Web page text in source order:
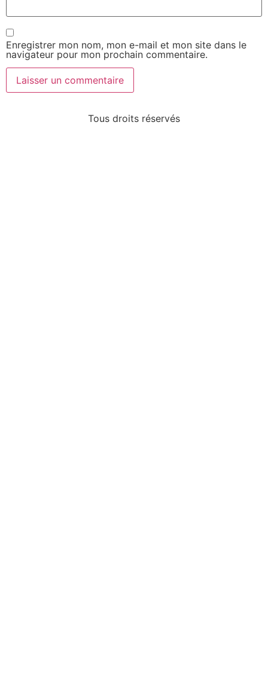
Enregistrer mon nom, mon e-mail et mon site dans le
navigateur pour mon prochain commentaire.
Tous droits réservés